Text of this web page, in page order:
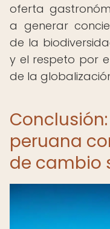
oferta
a generar
de la
y el respeto por
de la
peruana
de cambio